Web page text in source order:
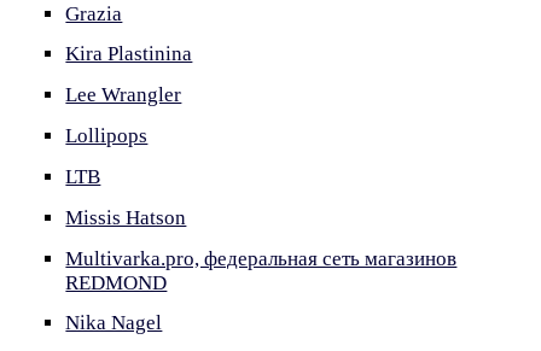
Grazia
Kira Plastinina
Lee Wrangler
Lollipops
LTB
Missis Hatson
Multivarka.pro, федеральная сеть магазинов
REDMOND
Nika Nagel